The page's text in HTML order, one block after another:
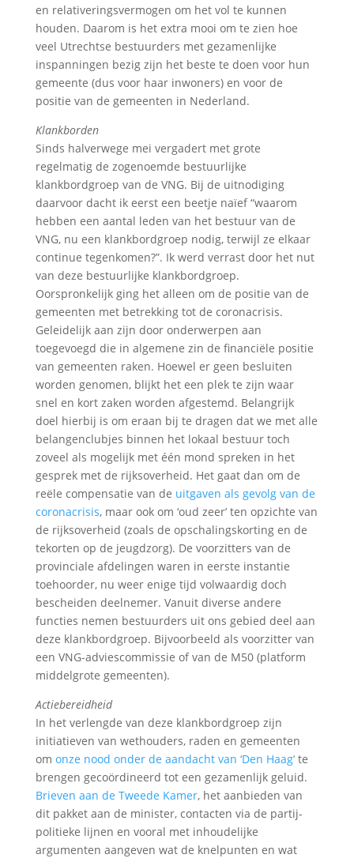
en relativeringsvermogen om het vol te kunnen
houden. Daarom is het extra mooi om te zien hoe
veel Utrechtse bestuurders met gezamenlijke
inspanningen bezig zijn het beste te doen voor hun
gemeente (dus voor haar inwoners) en voor de
positie van de gemeenten in Nederland.
Klankborden
Sinds halverwege mei vergadert met grote
regelmatig de zogenoemde bestuurlijke
klankbordgroep van de VNG. Bij de uitnodiging
daarvoor dacht ik eerst een beetje naïef “waarom
hebben een aantal leden van het bestuur van de
VNG, nu een klankbordgroep nodig, terwijl ze elkaar
continue tegenkomen?”. Ik werd verrast door het nut
van deze bestuurlijke klankbordgroep.
Oorspronkelijk ging het alleen om de positie van de
gemeenten met betrekking tot de coronacrisis.
Geleidelijk aan zijn door onderwerpen aan
toegevoegd die in algemene zin de financiële positie
van gemeenten raken. Hoewel er geen besluiten
worden genomen, blijkt het een plek te zijn waar
snel en kort zaken worden afgestemd. Belangrijk
doel hierbij is om eraan bij te dragen dat we met alle
belangenclubjes binnen het lokaal bestuur toch
zoveel als mogelijk met één mond spreken in het
gesprek met de rijksoverheid. Het gaat dan om de
reële compensatie van de uitgaven als gevolg van de
coronacrisis, maar ook om ‘oud zeer’ ten opzichte van
de rijksoverheid (zoals de opschalingskorting en de
tekorten op de jeugdzorg). De voorzitters van de
provinciale afdelingen waren in eerste instantie
toehoorder, nu weer enige tijd volwaardig doch
bescheiden deelnemer. Vanuit diverse andere
functies nemen bestuurders uit ons gebied deel aan
deze klankbordgroep. Bijvoorbeeld als voorzitter van
een VNG-adviescommissie of van de M50 (platform
middelgrote gemeenten).
Actiebereidheid
In het verlengde van deze klankbordgroep zijn
initiatieven van wethouders, raden en gemeenten
om onze nood onder de aandacht van ‘Den Haag’te
brengen gecoördineerd tot een gezamenlijk geluid.
Brieven aan de Tweede Kamer, het aanbieden van
dit pakket aan de minister, contacten via de partij-
politieke lijnen en vooral met inhoudelijke
argumenten aangeven wat de knelpunten en wat